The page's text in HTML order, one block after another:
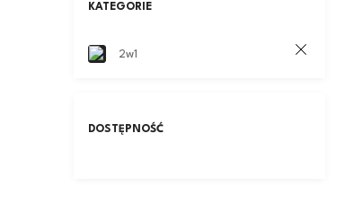
KATEGORIE
2w1
DOSTĘPNOŚĆ